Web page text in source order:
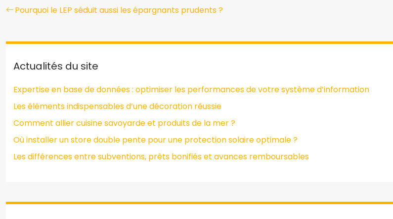
Pourquoi le LEP séduit aussi les épargnants prudents ?
Actualités du site
Expertise en base de données : optimiser les performances de votre système d’information
Les éléments indispensables d’une décoration réussie
Comment allier cuisine savoyarde et produits de la mer ?
Où installer un store double pente pour une protection solaire optimale ?
Les différences entre subventions, prêts bonifiés et avances remboursables